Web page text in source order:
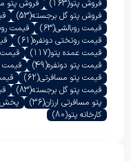
فروش پتو(163) فروش پتو
فروش پتو گل برجسته(53)
قیمت روبالشی(63) قیمت
قیمت روتختی دونفره(61)
قیمت عمده پتو(117) قیمت
قیمت پتو دونفره(49) قیمت
قیمت پتو مسافرتی(62)
قیمت پتو گل برجسته(83)
پتو مسافرتی ارزان(36)
کارخانه پتو(80)